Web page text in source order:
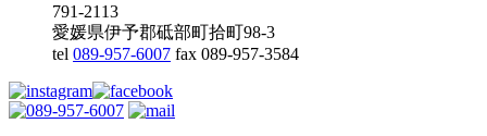
791-2113
愛媛県伊予郡砥部町拾町98-3
tel 089-957-6007 fax 089-957-3584